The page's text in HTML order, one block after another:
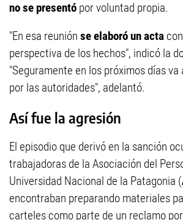
no se presentó por voluntad propia.
"En esa reunión se elaboró un acta
perspectiva de los hechos", indicó la
"Seguramente en los próximos días
por las autoridades", adelantó.
Así fue la agresión
El episodio que derivó en la sanción
trabajadoras de la Asociación del
Universidad Nacional de la Patagonia (
encontraban preparando materiales
carteles como parte de un reclamo por